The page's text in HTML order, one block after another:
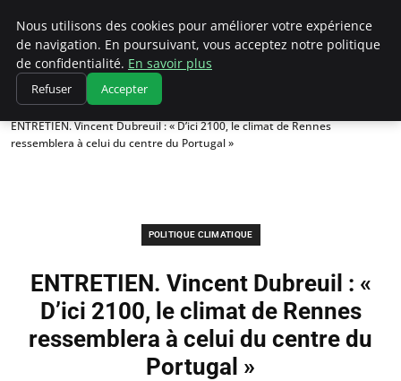
Climatedebtagents
Accueil
Politique climatique
ENTRETIEN. Vincent Dubreuil : « D’ici 2100, le climat de Rennes
ressemblera à celui du centre du Portugal »
POLITIQUE CLIMATIQUE
ENTRETIEN. Vincent Dubreuil : «
D’ici 2100, le climat de Rennes
ressemblera à celui du centre du
Portugal »
Nous utilisons des cookies pour améliorer votre expérience
de navigation. En poursuivant, vous acceptez notre politique
de confidentialité. En savoir plus
Refuser Accepter